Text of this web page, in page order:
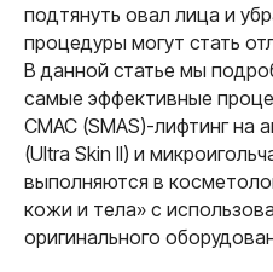
подтянуть овал лица и
процедуры могут стать
В данной статье мы
самые эффективные
СМАС (SMAS)-лифтинг на
(Ultra Skin ll) и
выполняются в
кожи и тела» с
оригинального
СМАС
лифтинг
на аппарате
Скин 2 (Ultra